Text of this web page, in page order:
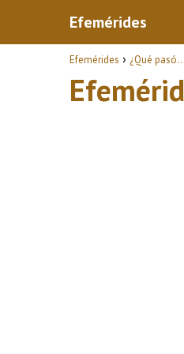
Efemérides
Efemérides ¿Qué